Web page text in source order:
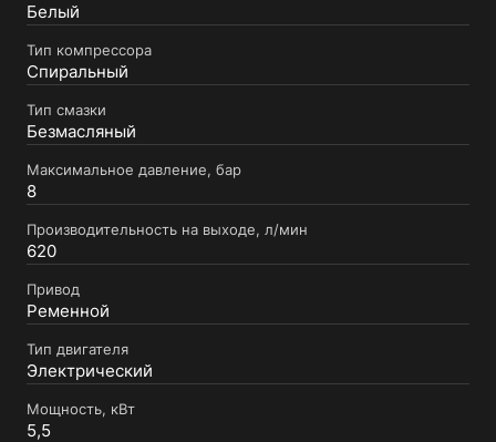
Белый
Тип компрессора
Спиральный
Тип смазки
Безмасляный
Максимальное давление, бар
8
Производительность на выходе, л/мин
620
Привод
Ременной
Тип двигателя
Электрический
Мощность, кВт
5,5